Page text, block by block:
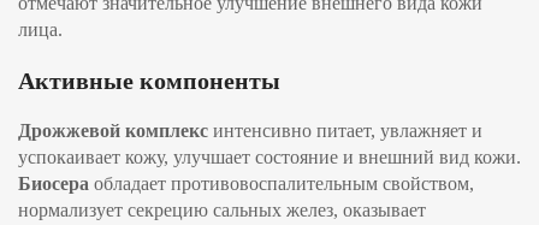
лица.
Активные компоненты
Дрожжевой комплекс интенсивно питает, увлажняет и
успокаивает кожу, улучшает состояние и внешний вид кожи.
Биосера обладает противовоспалительным свойством,
нормализует секрецию сальных желез, оказывает